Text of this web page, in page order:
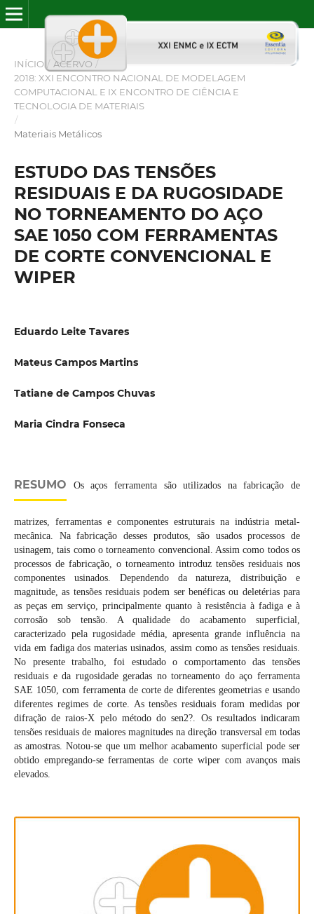
INÍCIO / ACERVO /
2018: XXI ENCONTRO NACIONAL DE MODELAGEM
COMPUTACIONAL E IX ENCONTRO DE CIÊNCIA E
TECNOLOGIA DE MATERIAIS
/
Materiais Metálicos
ESTUDO DAS TENSÕES
RESIDUAIS E DA RUGOSIDADE
NO TORNEAMENTO DO AÇO
SAE 1050 COM FERRAMENTAS
DE CORTE CONVENCIONAL E
WIPER
Eduardo Leite Tavares
Mateus Campos Martins
Tatiane de Campos Chuvas
Maria Cindra Fonseca
RESUMO Os aços ferramenta são utilizados na fabricação de
matrizes, ferramentas e componentes estruturais na indústria metal-
mecânica. Na fabricação desses produtos, são usados processos de
usinagem, tais como o torneamento convencional. Assim como todos os
processos de fabricação, o torneamento introduz tensões residuais nos
componentes usinados. Dependendo da natureza, distribuição e
magnitude, as tensões residuais podem ser benéficas ou deletérias para
as peças em serviço, principalmente quanto à resistência à fadiga e à
corrosão sob tensão. A qualidade do acabamento superficial,
caracterizado pela rugosidade média, apresenta grande influência na
vida em fadiga dos materias usinados, assim como as tensões residuais.
No presente trabalho, foi estudado o comportamento das tensões
residuais e da rugosidade geradas no torneamento do aço ferramenta
SAE 1050, com ferramenta de corte de diferentes geometrias e usando
diferentes regimes de corte. As tensões residuais foram medidas por
difração de raios-X pelo método do sen2?. Os resultados indicaram
tensões residuais de maiores magnitudes na direção transversal em todas
as amostras. Notou-se que um melhor acabamento superficial pode ser
obtido empregando-se ferramentas de corte wiper com avanços mais
elevados.